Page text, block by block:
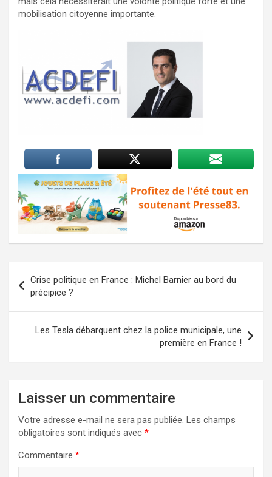
mobilisation citoyenne importante.
de
l’article
Crise politique en France : Michel Barnier au bord du
précipice ?
Les Tesla débarquent chez la police municipale, une
première en France !
Laisser un commentaire
Votre adresse e-mail ne sera pas publiée. Les champs
obligatoires sont indiqués avec *
Commentaire *